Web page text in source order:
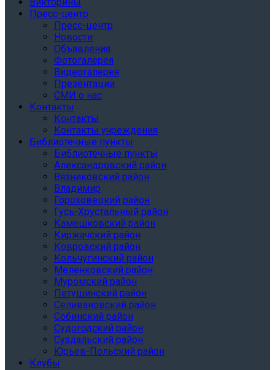
Викторины
Пресс-центр
Пресс-центр
Новости
Объявления
Фотогалерея
Видеогалерея
Презентации
СМИ о нас
Контакты
Контакты
Контакты учреждения
Библиотечные пункты
Библиотечные пункты
Александровский район
Вязниковский район
Владимир
Гороховецкий район
Гусь-Хрустальный район
Камешковский район
Киржачский район
Ковровский район
Кольчугинский район
Меленковский район
Муромский район
Петушинский район
Селивановский район
Собинский район
Судогодский район
Суздальский район
Юрьев-Польский район
Клубы